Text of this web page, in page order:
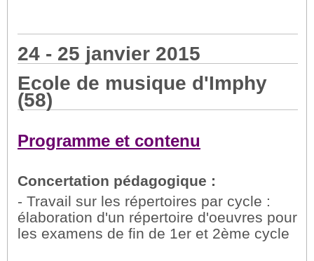
24 - 25 janvier 2015
Ecole de musique d'Imphy
(58)
Programme et contenu
Concertation pédagogique :
- Travail sur les répertoires par cycle :
élaboration d'un répertoire d'oeuvres pour
les examens de fin de 1er et 2ème cycle